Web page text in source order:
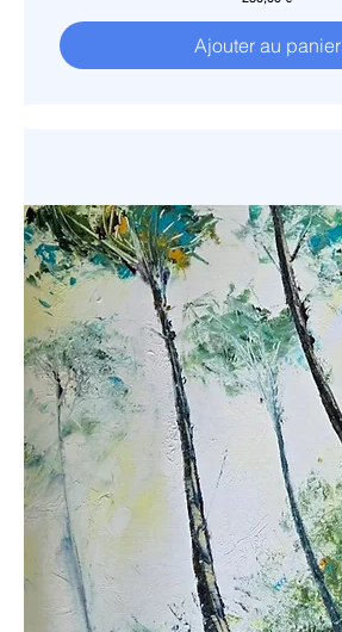
Ajouter au panier